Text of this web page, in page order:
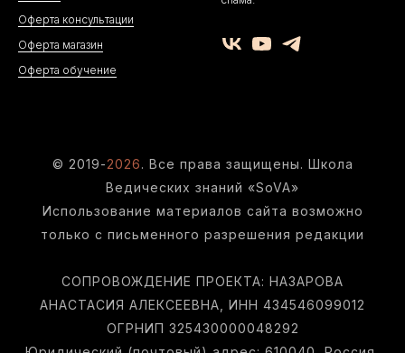
Оферта консультации
Оферта магазин
Оферта обучение
© 2019-2026. Все права защищены. Школа
Ведических знаний «SoVA»
Использование материалов сайта возможно
только с письменного разрешения редакции
СОПРОВОЖДЕНИЕ ПРОЕКТА: НАЗАРОВА
АНАСТАСИЯ АЛЕКСЕЕВНА, ИНН 434546099012
ОГРНИП 325430000048292